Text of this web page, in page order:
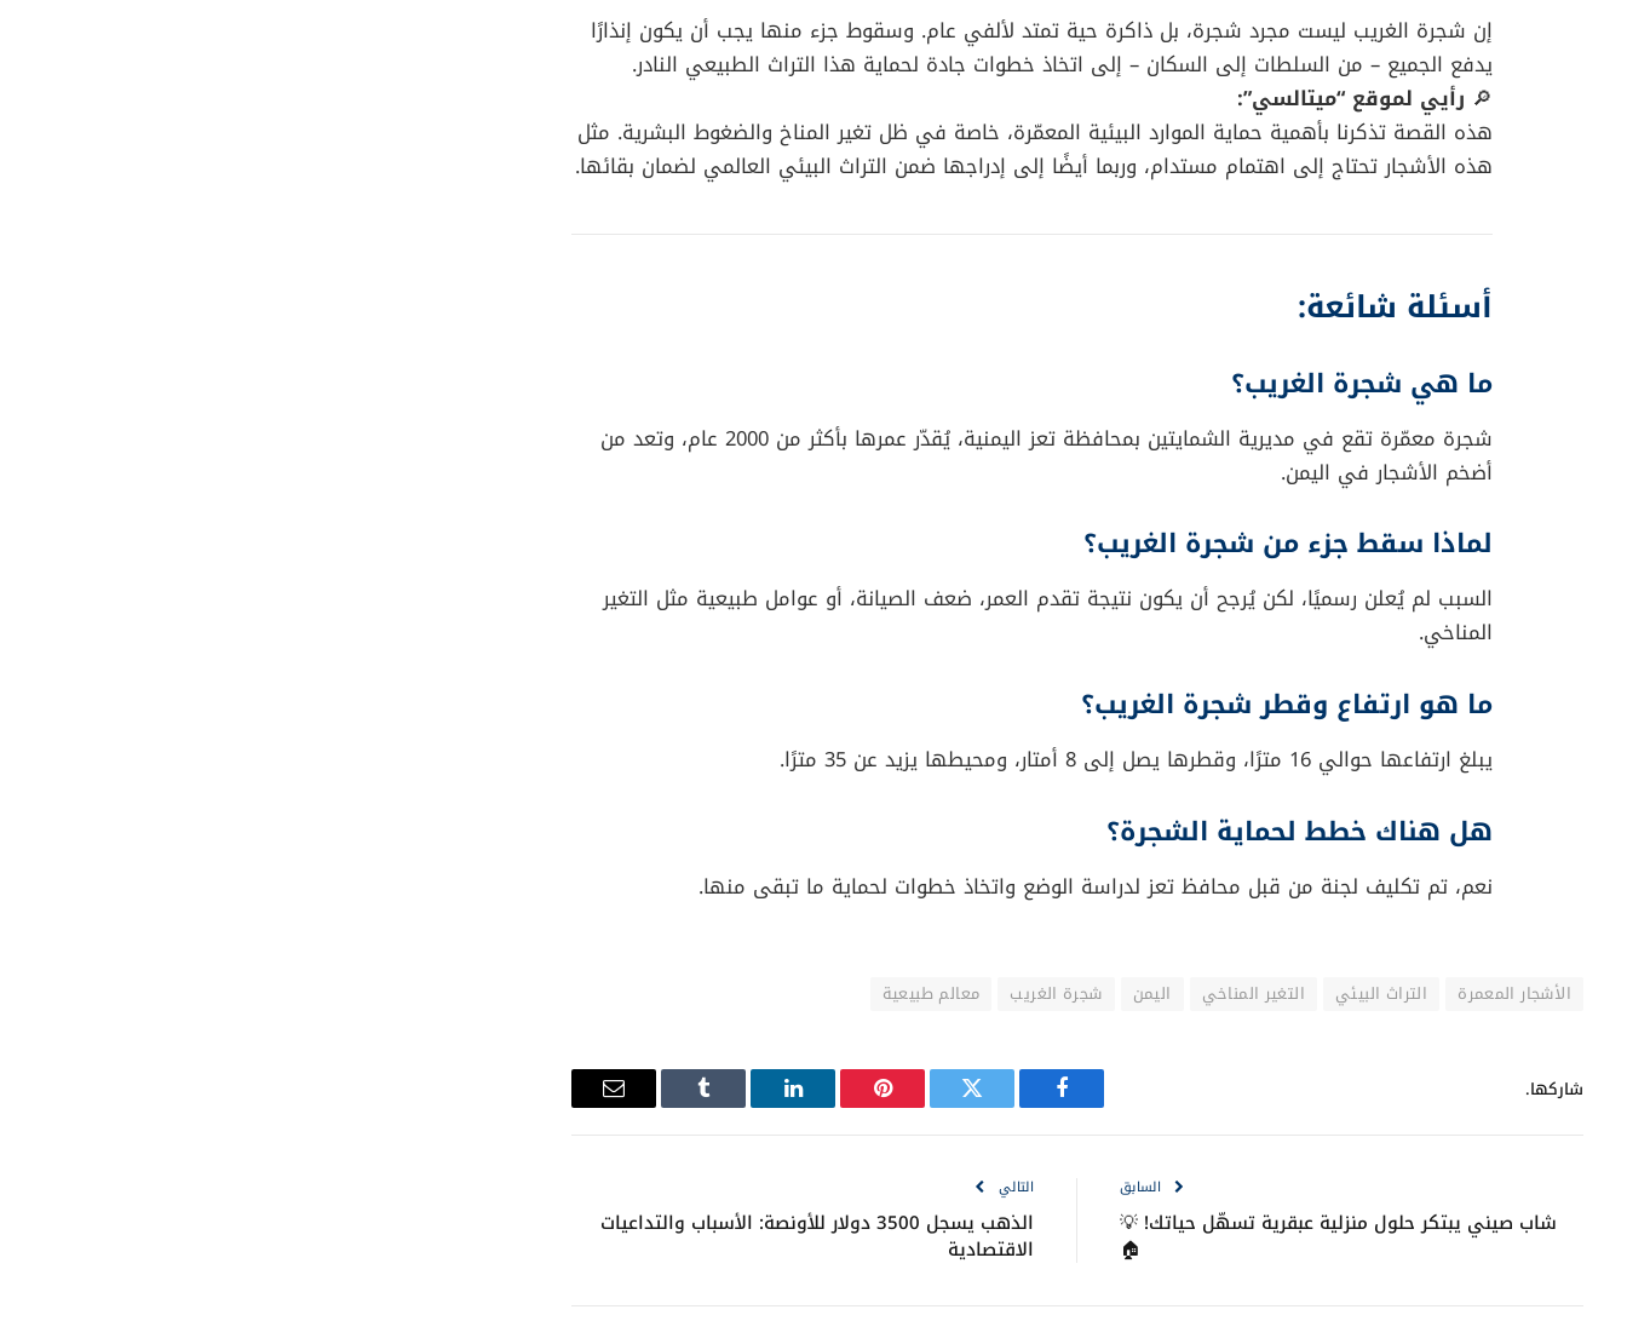
إن شجرة الغريب ليست مجرد شجرة، بل ذاكرة حية تمتد لألفي عام. وسقوط جزء منها يجب أن يكون إنذارًا
يدفع الجميع – من السلطات إلى السكان – إلى اتخاذ خطوات جادة لحماية هذا التراث الطبيعي النادر.
🔎 رأيي لموقع “ميتالسي”:
هذه القصة تذكرنا بأهمية حماية الموارد البيئية المعمّرة، خاصة في ظل تغير المناخ والضغوط البشرية. مثل
هذه الأشجار تحتاج إلى اهتمام مستدام، وربما أيضًا إلى إدراجها ضمن التراث البيئي العالمي لضمان بقائها.
أسئلة شائعة:
ما هي شجرة الغريب؟
شجرة معمّرة تقع في مديرية الشمايتين بمحافظة تعز اليمنية، يُقدّر عمرها بأكثر من 2000 عام، وتعد من
أضخم الأشجار في اليمن.
لماذا سقط جزء من شجرة الغريب؟
السبب لم يُعلن رسميًا، لكن يُرجح أن يكون نتيجة تقدم العمر، ضعف الصيانة، أو عوامل طبيعية مثل التغير
المناخي.
ما هو ارتفاع وقطر شجرة الغريب؟
يبلغ ارتفاعها حوالي 16 مترًا، وقطرها يصل إلى 8 أمتار، ومحيطها يزيد عن 35 مترًا.
هل هناك خطط لحماية الشجرة؟
نعم، تم تكليف لجنة من قبل محافظ تعز لدراسة الوضع واتخاذ خطوات لحماية ما تبقى منها.
الأشجار المعمرة التراث البيئي التغير المناخي اليمن شجرة الغريب معالم طبيعية
شاركها.
فيسبوك تويتر بينتيريستلينكدإن Tumblr
البريد
السابق
شاب صيني يبتكر حلول منزلية عبقرية تسهّل حياتك! 💡
🏠
التالي
الذهب يسجل 3500 دولار للأونصة: الأسباب والتداعيات
الاقتصادية